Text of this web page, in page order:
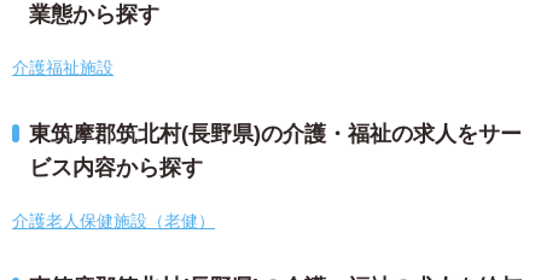
業態から探す
介護福祉施設
東筑摩郡筑北村(長野県)の介護・福祉の求人をサー
ビス内容から探す
介護老人保健施設（老健）